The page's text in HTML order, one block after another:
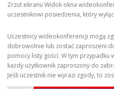
Zrzut ekranu Widok okna
uczestnikowi posiedzenia, który
Uczestnicy wideokonferencji mogą
dobrowolnie lub zostać zaproszeni
pomocy listy gości. W tym przypadku
każdy użytkownik zaproszony do
Jeśli uczestnik nie wyrazi zgody, to